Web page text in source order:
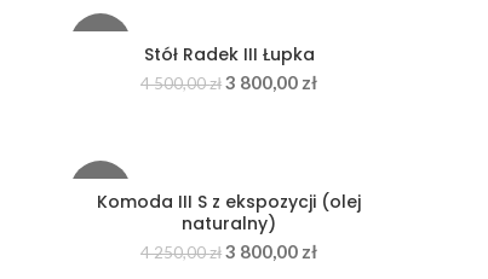
Stół Radek III Łupka
4 500,00zł 3 800,00 zł
Komoda III S z ekspozycji (olej
naturalny)
4 250,00zł 3 800,00 zł